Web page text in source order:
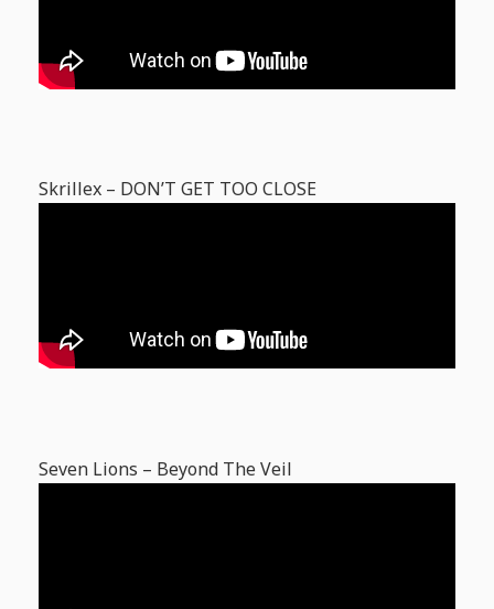
Skrillex – DON’T GET TOO CLOSE
Seven Lions – Beyond The Veil